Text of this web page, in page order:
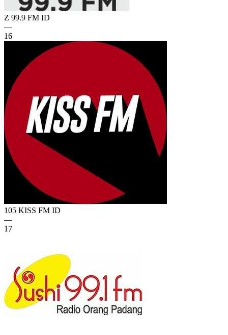
Z 99.9 FM ID
—
16
105 KISS FM ID
—
17